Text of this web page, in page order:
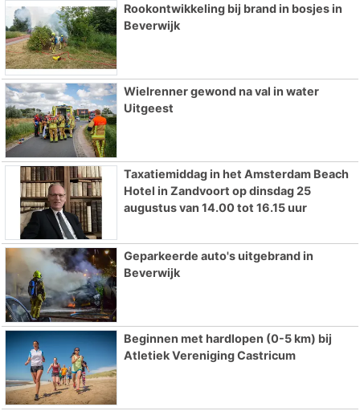
Rookontwikkeling bij brand in bosjes in
Beverwijk
Wielrenner gewond na val in water
Uitgeest
Taxatiemiddag in het Amsterdam Beach
Hotel in Zandvoort op dinsdag 25
augustus van 14.00 tot 16.15 uur
Geparkeerde auto's uitgebrand in
Beverwijk
Beginnen met hardlopen (0-5 km) bij
Atletiek Vereniging Castricum